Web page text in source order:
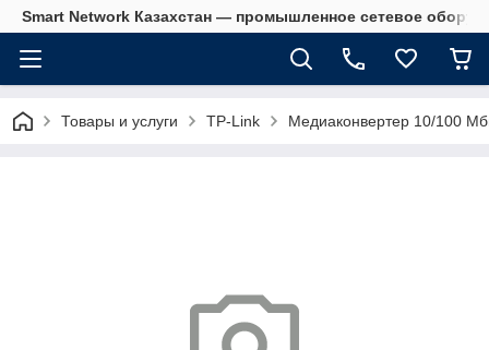
Smart Network Казахстан — промышленное сетевое
Товары и услуги TP-Link Медиаконвертер 10/100